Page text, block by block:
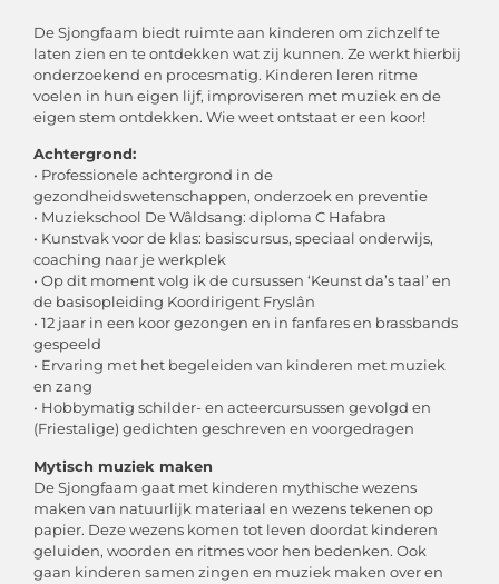
De Sjongfaam biedt ruimte aan kinderen om zichzelf te
laten zien en te ontdekken wat zij kunnen. Ze werkt hierbij
onderzoekend en procesmatig. Kinderen leren ritme
voelen in hun eigen lijf, improviseren met muziek en de
eigen stem ontdekken. Wie weet ontstaat er een koor!
Achtergrond:
• Professionele achtergrond in de
gezondheidswetenschappen, onderzoek en preventie
• Muziekschool De Wâldsang: diploma C Hafabra
• Kunstvak voor de klas: basiscursus, speciaal onderwijs,
coaching naar je werkplek
• Op dit moment volg ik de cursussen ‘Keunst da’s taal’ en
de basisopleiding Koordirigent Fryslân
• 12 jaar in een koor gezongen en in fanfares en brassbands
gespeeld
• Ervaring met het begeleiden van kinderen met muziek
en zang
• Hobbymatig schilder- en acteercursussen gevolgd en
(Friestalige) gedichten geschreven en voorgedragen
Mytisch muziek maken
De Sjongfaam gaat met kinderen mythische wezens
maken van natuurlijk materiaal en wezens tekenen op
papier. Deze wezens komen tot leven doordat kinderen
geluiden, woorden en ritmes voor hen bedenken. Ook
gaan kinderen samen zingen en muziek maken over en